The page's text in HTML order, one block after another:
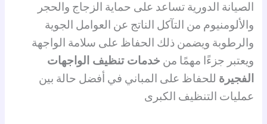
الصيانة الدورية تساعد على حماية الزجاج والحجر
والألومنيوم من التآكل الناتج عن العوامل الجوية
والرطوبة ويضمن ذلك الحفاظ على سلامة الواجهة
ويعتبر جزءًا مهمًا من خدمات تنظيف الواجهات
الفجيرة للحفاظ على المباني في أفضل حالة بين
عمليات التنظيف الكبرى